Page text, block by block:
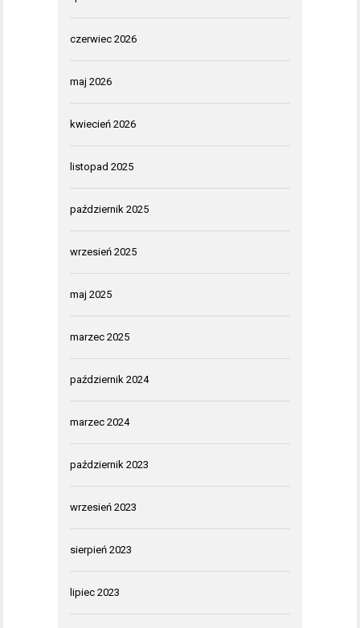
czerwiec 2026
maj 2026
kwiecień 2026
listopad 2025
październik 2025
wrzesień 2025
maj 2025
marzec 2025
październik 2024
marzec 2024
październik 2023
wrzesień 2023
sierpień 2023
lipiec 2023